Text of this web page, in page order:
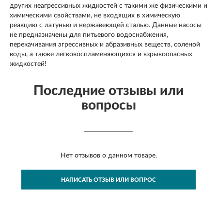
других неагрессивных жидкостей с такими же физическими и
химическими свойствами, не входящих в химическую
реакцию с латунью и нержавеющей сталью. Данные насосы
не предназначены для питьевого водоснабжения,
перекачивания агрессивных и абразивных веществ, соленой
воды, а также легковоспламеняющихся и взрывоопасных
жидкостей!
Последние отзывы или
вопросы
Нет отзывов о данном товаре.
НАПИСАТЬ ОТЗЫВ ИЛИ ВОПРОС